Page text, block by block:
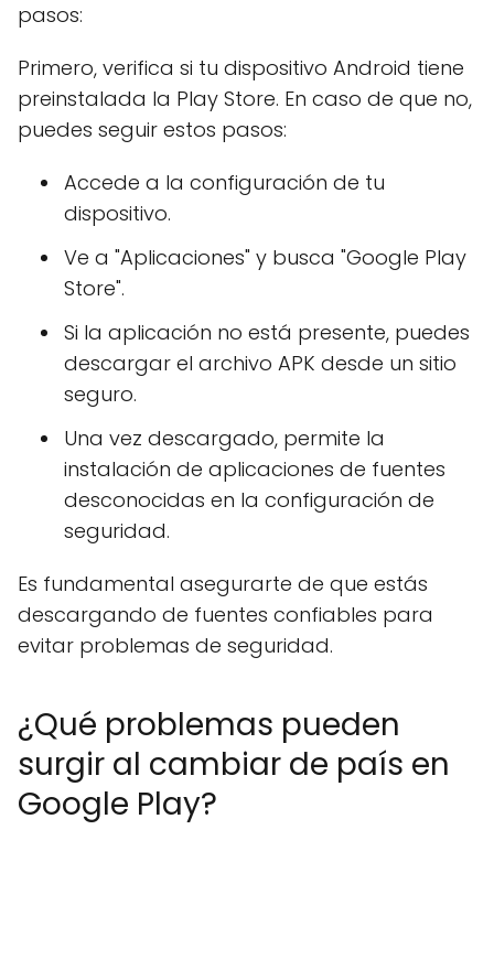
pasos:
Primero, verifica si tu dispositivo Android tiene
preinstalada la Play Store. En caso de que no,
puedes seguir estos pasos:
Accede a la configuración de tu
dispositivo.
Ve a "Aplicaciones" y busca "Google Play
Store".
Si la aplicación no está presente, puedes
descargar el archivo APK desde un sitio
seguro.
Una vez descargado, permite la
instalación de aplicaciones de fuentes
desconocidas en la configuración de
seguridad.
Es fundamental asegurarte de que estás
descargando de fuentes confiables para
evitar problemas de seguridad.
¿Qué problemas pueden
surgir al cambiar de país en
Google Play?